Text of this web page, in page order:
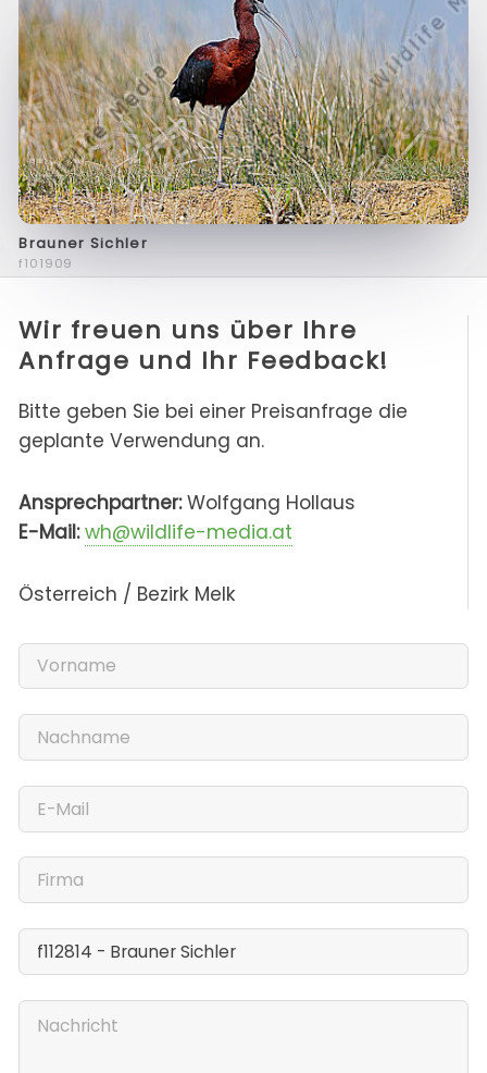
Brauner Sichler
f101909
Wir freuen uns über Ihre
Anfrage und Ihr Feedback!
Bitte geben Sie bei einer Preisanfrage die
geplante Verwendung an.
Ansprechpartner:Wolfgang Hollaus
E-Mail: wh@wildlife-media.at
Österreich / Bezirk Melk